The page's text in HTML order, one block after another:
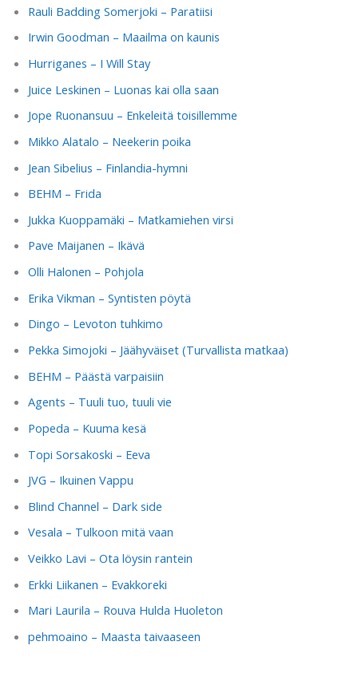
Rauli Badding Somerjoki – Paratiisi
Irwin Goodman – Maailma on kaunis
Hurriganes – I Will Stay
Juice Leskinen – Luonas kai olla saan
Jope Ruonansuu – Enkeleitä toisillemme
Mikko Alatalo – Neekerin poika
Jean Sibelius – Finlandia-hymni
BEHM – Frida
Jukka Kuoppamäki – Matkamiehen virsi
Pave Maijanen – Ikävä
Olli Halonen – Pohjola
Erika Vikman – Syntisten pöytä
Dingo – Levoton tuhkimo
Pekka Simojoki – Jäähyväiset (Turvallista matkaa)
BEHM – Päästä varpaisiin
Agents – Tuuli tuo, tuuli vie
Popeda – Kuuma kesä
Topi Sorsakoski – Eeva
JVG – Ikuinen Vappu
Blind Channel – Dark side
Vesala – Tulkoon mitä vaan
Veikko Lavi – Ota löysin rantein
Erkki Liikanen – Evakkoreki
Mari Laurila – Rouva Hulda Huoleton
pehmoaino – Maasta taivaaseen